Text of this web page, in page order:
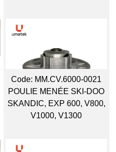
Code: MM.CV.6000-0021
POULIE MENÉE SKI-DOO
SKANDIC, EXP 600, V800,
V1000, V1300